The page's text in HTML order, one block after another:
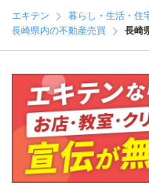
エキテン 暮らし・生活・住
長崎県内の不動産売買
長崎